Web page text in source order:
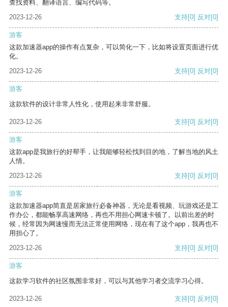
查找资料、翻译语言、编写代码等。
2023-12-26
支持[0] 反对[0]
游客
这款加速器app的操作有点复杂，可以简化一下，比如将设置页面进行优
化。
2023-12-26
支持[0] 反对[0]
游客
这款软件的设计非常人性化，使用起来非常舒服。
2023-12-26 支持[0] 反对[0]
游客
这款app是我旅行的好帮手，让我能够轻松找到目的地，了解当地的风土
人情。
2023-12-26
支持[0] 反对[0]
游客
这款加速器app简直是居家旅行必备神器，无论是看视频、玩游戏还是工
作办公，都能畅享高速网络，再也不用担心网速卡顿了。以前出差的时
候，经常因为网速慢而无法正常使用网络，现在有了这个app，我再也不
用担心了。
2023-12-26
支持[0] 反对[0]
游客
这款学习软件的社区氛围非常好，可以与其他学习者交流学习心得。
2023-12-26 支持[0] 反对[0]